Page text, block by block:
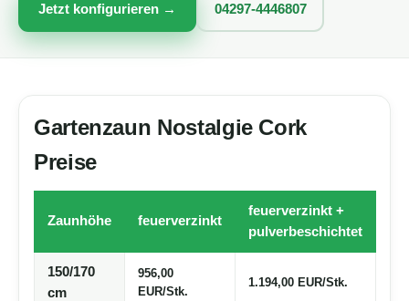
Jetzt konfigurieren → 04297-4446807
Gartenzaun Nostalgie Cork
Preise
Zaunhöhe feuerverzinkt
feuerverzinkt +
pulverbeschichtet
150/170
cm
956,00
EUR/Stk.
1.194,00 EUR/Stk.